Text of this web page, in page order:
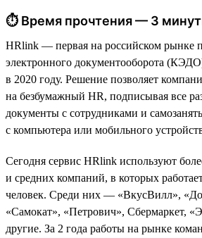
⏱ Время прочтения — 3
HRlink — первая на российском рынке
электронного документооборота
в 2020 году. Решение позволяет
на безбумажный HR, подписывая все
документы с сотрудниками и
с компьютера или мобильного
Сегодня сервис HRlink используют
и средних компаний, в которых
человек. Среди них — «ВкусВилл»,
«Самокат», «Петрович», Сбермаркет,
другие. За 2 года работы на рынке